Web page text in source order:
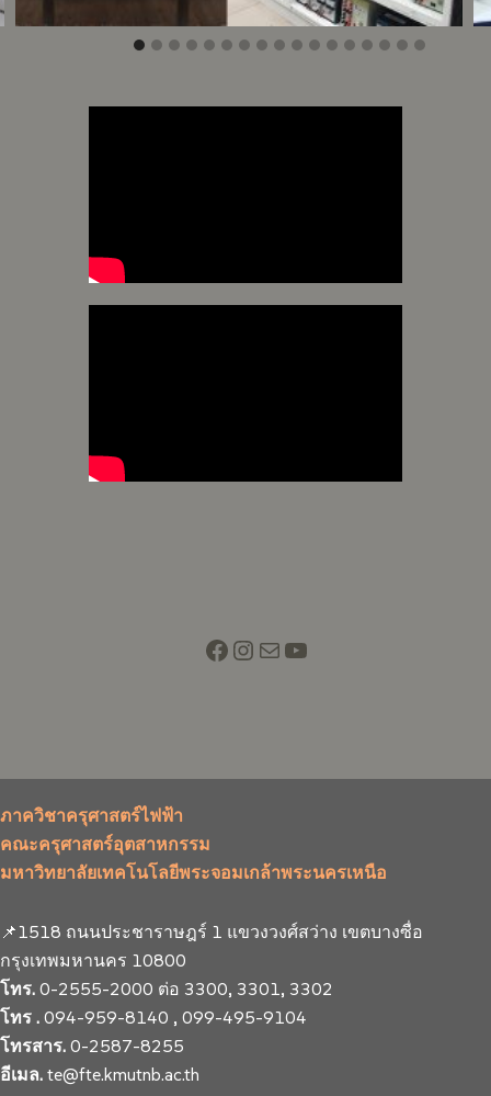
Facebook InstagramMail YouTube
ภาควิชาครุศาสตร์ไฟฟ้า
คณะครุศาสตร์อุตสาหกรรม
มหาวิทยาลัยเทคโนโลยีพระจอมเกล้าพระนครเหนือ
📌1518 ถนนประชาราษฎร์ 1 แขวงวงศ์สว่าง เขตบางซื่อ
กรุงเทพมหานคร 10800
โทร. 0-2555-2000 ต่อ 3300, 3301, 3302
โทร . 094-959-8140 , 099-495-9104
โทรสาร. 0-2587-8255
อีเมล. te@fte.kmutnb.ac.th